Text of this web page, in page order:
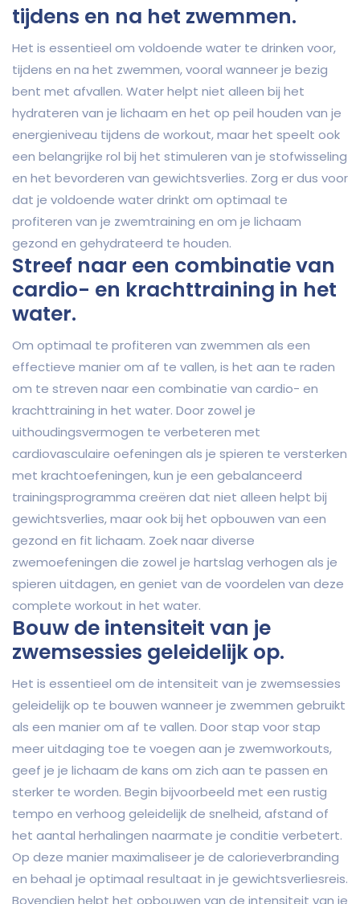
tijdens en na het zwemmen.
Het is essentieel om voldoende water te drinken voor,
tijdens en na het zwemmen, vooral wanneer je bezig
bent met afvallen. Water helpt niet alleen bij het
hydrateren van je lichaam en het op peil houden van je
energieniveau tijdens de workout, maar het speelt ook
een belangrijke rol bij het stimuleren van je stofwisseling
en het bevorderen van gewichtsverlies. Zorg er dus voor
dat je voldoende water drinkt om optimaal te
profiteren van je zwemtraining en om je lichaam
gezond en gehydrateerd te houden.
Streef naar een combinatie van
cardio- en krachttraining in het
water.
Om optimaal te profiteren van zwemmen als een
effectieve manier om af te vallen, is het aan te raden
om te streven naar een combinatie van cardio- en
krachttraining in het water. Door zowel je
uithoudingsvermogen te verbeteren met
cardiovasculaire oefeningen als je spieren te versterken
met krachtoefeningen, kun je een gebalanceerd
trainingsprogramma creëren dat niet alleen helpt bij
gewichtsverlies, maar ook bij het opbouwen van een
gezond en fit lichaam. Zoek naar diverse
zwemoefeningen die zowel je hartslag verhogen als je
spieren uitdagen, en geniet van de voordelen van deze
complete workout in het water.
Bouw de intensiteit van je
zwemsessies geleidelijk op.
Het is essentieel om de intensiteit van je zwemsessies
geleidelijk op te bouwen wanneer je zwemmen gebruikt
als een manier om af te vallen. Door stap voor stap
meer uitdaging toe te voegen aan je zwemworkouts,
geef je je lichaam de kans om zich aan te passen en
sterker te worden. Begin bijvoorbeeld met een rustig
tempo en verhoog geleidelijk de snelheid, afstand of
het aantal herhalingen naarmate je conditie verbetert.
Op deze manier maximaliseer je de calorieverbranding
en behaal je optimaal resultaat in je gewichtsverliesreis.